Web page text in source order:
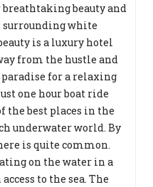
beauty and
surrounding white
is a luxury hotel
from the hustle and
for a relaxing
one hour boat ride
the best places in the
underwater world. By
is quite common.
on the water in a
to the sea. The